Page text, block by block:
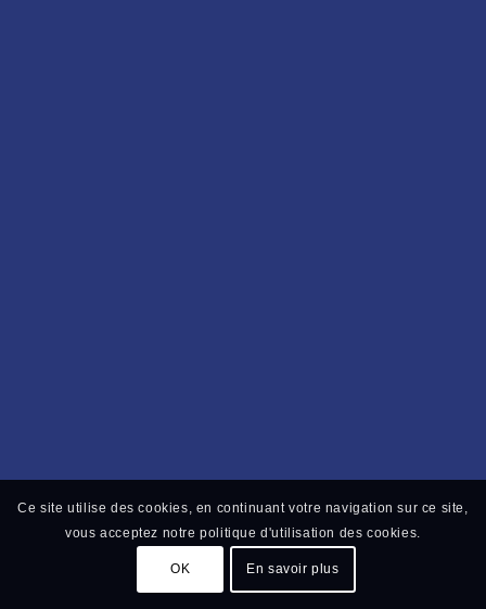
Ce site utilise des cookies, en continuant votre navigation sur ce site,
vous acceptez notre politique d'utilisation des cookies.
OK En savoir plus